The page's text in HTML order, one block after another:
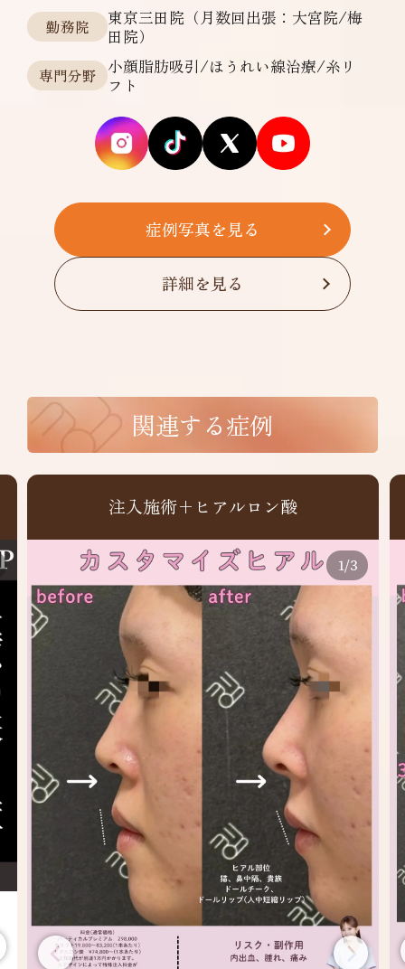
勤務院
東京三田院（月数回出張：大宮院/梅
田院）
専門分野
小顔脂肪吸引/ほうれい線治療/糸リ
フト
症例写真を見る
詳細を見る
関連する症例
注入施術+ヒアルロン酸
1/3